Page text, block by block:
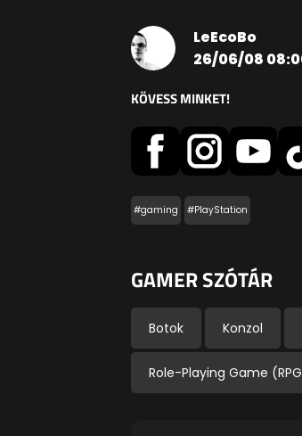
LeEcoBo
26/06/08
KÖVESS MINKET!
#gaming #PlayStation
GAMER SZÓTÁR
Botok Konzol
Role-Playing Game